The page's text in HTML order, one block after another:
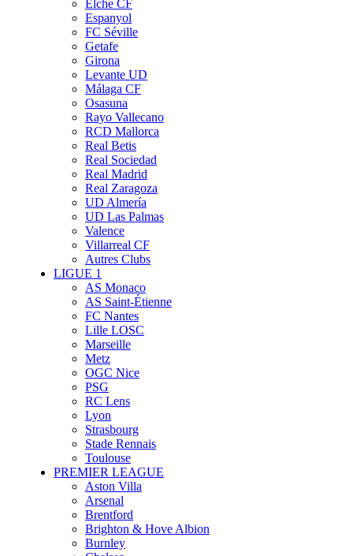
Elche CF
Espanyol
FC Séville
Getafe
Girona
Levante UD
Málaga CF
Osasuna
Rayo Vallecano
RCD Mallorca
Real Betis
Real Sociedad
Real Madrid
Real Zaragoza
UD Almería
UD Las Palmas
Valence
Villarreal CF
Autres Clubs
LIGUE 1
AS Monaco
AS Saint-Étienne
FC Nantes
Lille LOSC
Marseille
Metz
OGC Nice
PSG
RC Lens
Lyon
Strasbourg
Stade Rennais
Toulouse
PREMIER LEAGUE
Aston Villa
Arsenal
Brentford
Brighton & Hove Albion
Burnley